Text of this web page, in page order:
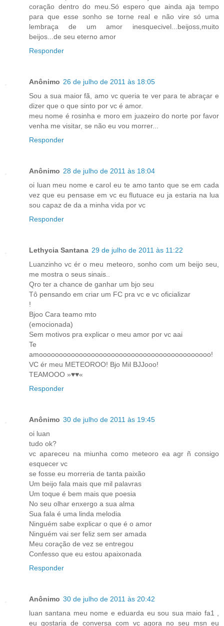
coração dentro do meu.Só espero que ainda aja tempo
para que esse sonho se torne real e não vire só uma
lembraça de um amor inesquecivel...beijoss,muito
beijos...de seu eterno amor
Responder
Anônimo 26 de julho de 2011 às 18:05
Sou a sua maior fã, amo vc queria te ver para te abraçar e
dizer que o que sinto por vc é amor.
meu nome é rosinha e moro em juazeiro do norte por favor
venha me visitar, se não eu vou morrer...
Responder
Anônimo 28 de julho de 2011 às 18:04
oi luan meu nome e carol eu te amo tanto que se em cada
vez que eu pensase em vc eu flutuace eu ja estaria na lua
sou capaz de da a minha vida por vc
Responder
Lethycia Santana 29 de julho de 2011 às 11:22
Luanzinho vc ér o meu meteoro, sonho com um beijo seu,
me mostra o seus sinais..
Qro ter a chance de ganhar um bjo seu
Tô pensando em criar um FC pra vc e vc oficializar
!
Bjoo Cara teamo mto
(emocionada)
Sem motivos pra explicar o meu amor por vc aai
Te
amooooooooooooooooooooooooooooooooooooooooooo!
VC ér meu METEOROO! Bjo Mil BJJooo!
TEAMOOO »♥♥«
Responder
Anônimo 30 de julho de 2011 às 19:45
oi luan
tudo ok?
vc apareceu na miunha como meteoro ea agr ñ consigo
esquecer vc
se fosse eu morreria de tanta paixão
Um beijo fala mais que mil palavras
Um toque é bem mais que poesia
No seu olhar enxergo a sua alma
Sua fala é uma linda melodia
Ninguém sabe explicar o que é o amor
Ninguém vai ser feliz sem ser amada
Meu coração de vez se entregou
Confesso que eu estou apaixonada
Responder
Anônimo 30 de julho de 2011 às 20:42
luan santana meu nome e eduarda eu sou sua maio fa1 ,
eu gostaria de conversa com vc agora no seu msn eu